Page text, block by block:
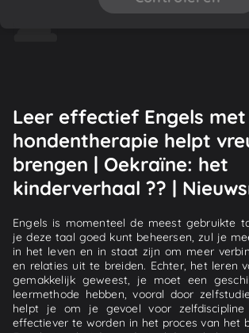
Leer effectief Engels
hondentherapie helpt
brengen | Oekraïne: het
kinderverhaal ?? |
Engels is momenteel de meest gebruikte
je deze taal goed kunt beheersen, zul je
in het leven en in staat zijn om meer
en relaties uit te breiden. Echter, het leren
gemakkelijk geweest, je moet een
leermethode hebben, vooral door
helpt je om je gevoel voor
effectiever te worden in het proces van het